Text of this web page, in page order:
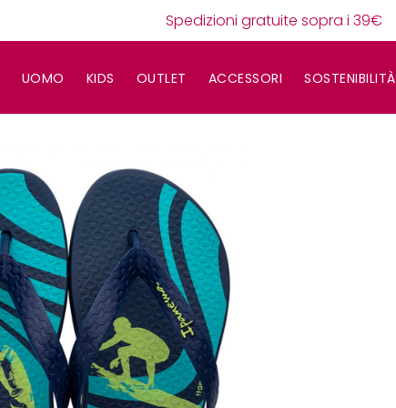
Spedizioni gratuite sopra i 39€
UOMO KIDS OUTLET ACCESSORI SOSTENIBILITÀ